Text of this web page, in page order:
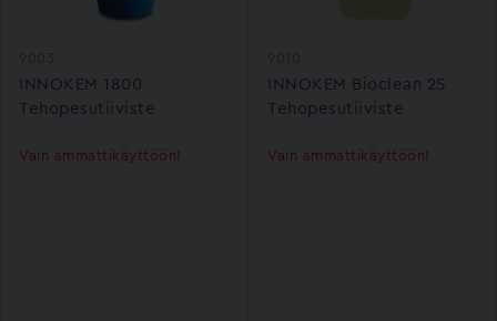
INNOKEM 1800
Tehopesutiiviste
Vain ammattikäyttöön!
INNOKEM Bioclean 25
Tehopesutiiviste
Vain ammattikäyttöön!